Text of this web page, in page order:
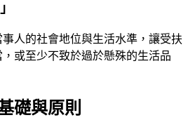
人的社會地位與生活水準，讓受扶
或至少不致於過於懸殊的生活品
礎與原則